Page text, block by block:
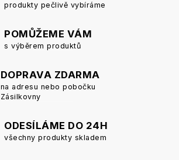
produkty pečlivě vybíráme
POMŮŽEME VÁM
s výběrem produktů
DOPRAVA ZDARMA
na adresu nebo pobočku
Zásilkovny
ODESÍLÁME DO 24H
všechny produkty skladem